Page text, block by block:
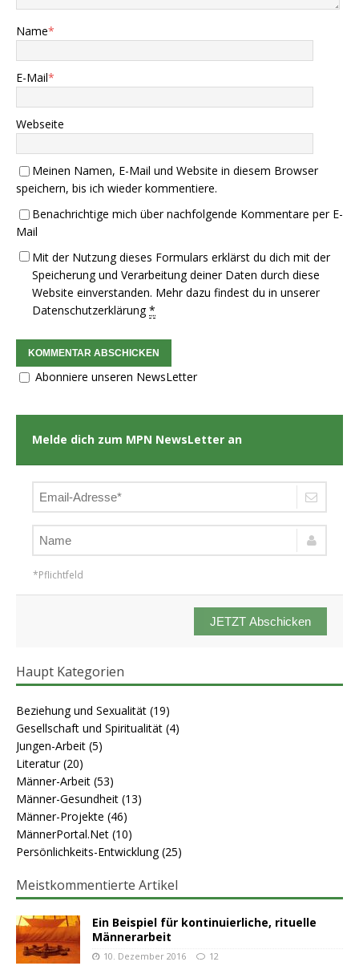
Name*
E-Mail*
Webseite
Meinen Namen, E-Mail und Website in diesem Browser
speichern, bis ich wieder kommentiere.
Benachrichtige mich über nachfolgende Kommentare per E-
Mail
Mit der Nutzung dieses Formulars erklärst du dich mit der
Speicherung und Verarbeitung deiner Daten durch diese
Website einverstanden. Mehr dazu findest du in unserer
Datenschutzerklärung *
Abonniere unseren NewsLetter
Melde dich zum MPN NewsLetter an
*Pflichtfeld
JETZT Abschicken
Haupt Kategorien
Beziehung und Sexualität (19)
Gesellschaft und Spiritualität (4)
Jungen-Arbeit (5)
Literatur(20)
Männer-Arbeit (53)
Männer-Gesundheit (13)
Männer-Projekte (46)
MännerPortal.Net (10)
Persönlichkeits-Entwicklung(25)
Meistkommentierte Artikel
Ein Beispiel für kontinuierliche, rituelle
Männerarbeit
10. Dezember 2016 12